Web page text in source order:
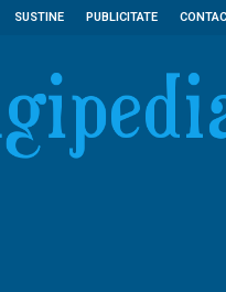
SUSTINE PUBLICITATE